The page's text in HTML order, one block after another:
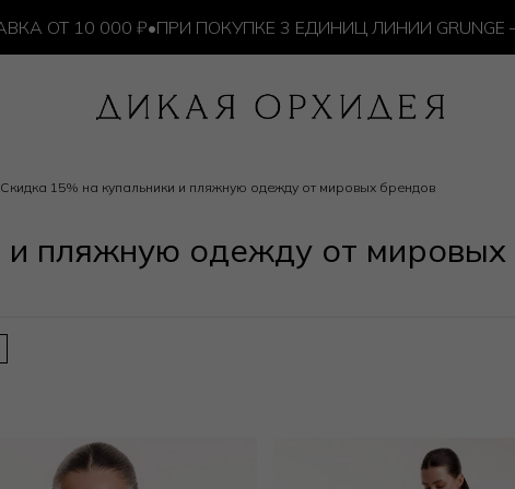
000 ₽•ПРИ ПОКУПКЕ 3 ЕДИНИЦ ЛИНИИ GRUNGE —
Скидка 15% на купальники и пляжную одежду от мировых брендов
и пляжную одежду от мировых